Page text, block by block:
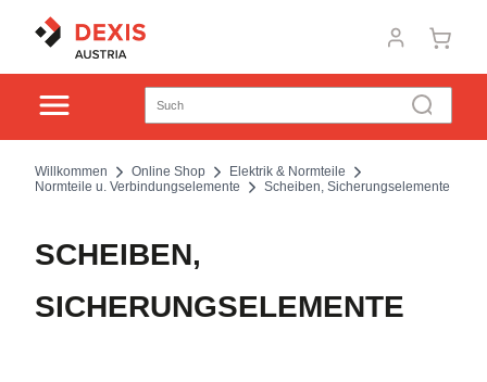
Willkommen Online Shop
Elektrik & Normteile
Normteile u. Verbindungselemente
Scheiben, Sicherungselemente
SCHEIBEN,
SICHERUNGSELEMENTE